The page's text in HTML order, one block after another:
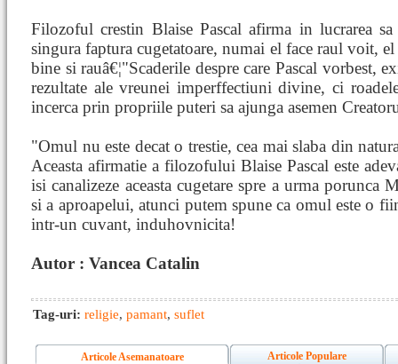
Filozoful crestin Blaise Pascal afirma in lucrarea
singura faptura cugetatoare, numai el face raul voit,
bine si rauâ€¦"Scaderile despre care Pascal vorbest,
rezultate ale vreunei imperffectiuni divine, ci
incerca prin propriile puteri sa ajunga asemen
"Omul nu este decat o trestie, cea mai slaba din
Aceasta afirmatie a filozofului Blaise Pascal este
isi canalizeze aceasta cugetare spre a urma
si a aproapelui, atunci putem spune ca omul este o
intr-un cuvant, induhovnicita!
Autor : Vancea Catalin
Tag-uri: religie, pamant, suflet
Articole Asemanatoare
Articole Populare